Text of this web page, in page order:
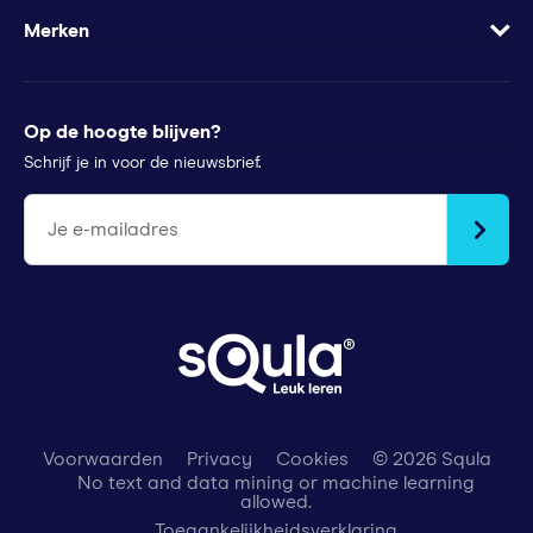
Stichtingen en goede doelen
Wachtwoord vergeten
Merken
Futurewhiz
Squla Polen
scoyo
Op de hoogte blijven?
Schrijf je in voor de nieuwsbrief.
Je e-mailadres
Voorwaarden Privacy Cookies
© 2026 Squla
No text and data mining or machine learning
allowed.